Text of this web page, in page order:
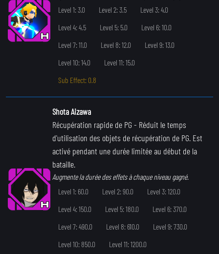
Level 1: 3.0
Level 2: 3.5
Level 3: 4.0
Level 4: 4.5
Level 5: 5.0
Level 6: 10.0
Level 7: 11.0
Level 8: 12.0
Level 9: 13.0
Level 10: 14.0
Level 11: 15.0
Sub Effect: 0.8
Shota Aizawa
Récupération rapide de PG - Réduit le temps
d'utilisation des objets de récupération de PG. Est
activé pendant une durée limitée au début de la
bataille.
Augmente la durée des effets à chaque niveau gagné.
Level 1: 60.0
Level 2: 90.0
Level 3: 120.0
Level 4: 150.0
Level 5: 180.0
Level 6: 370.0
Level 7: 490.0
Level 8: 610.0
Level 9: 730.0
Level 10: 850.0
Level 11: 1200.0